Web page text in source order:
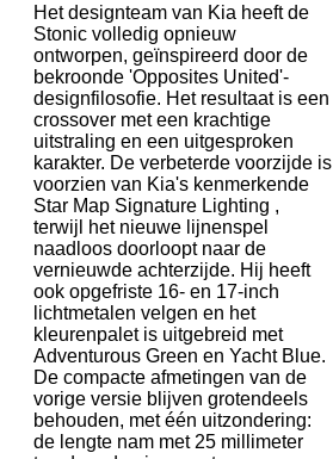
Het designteam van Kia heeft de
Stonic volledig opnieuw
ontworpen, geïnspireerd door de
bekroonde 'Opposites United'-
designfilosofie. Het resultaat is een
crossover met een krachtige
uitstraling en een uitgesproken
karakter. De verbeterde voorzijde is
voorzien van Kia's kenmerkende
Star Map Signature Lighting ,
terwijl het nieuwe lijnenspel
naadloos doorloopt naar de
vernieuwde achterzijde. Hij heeft
ook opgefriste 16- en 17-inch
lichtmetalen velgen en het
kleurenpalet is uitgebreid met
Adventurous Green en Yacht Blue.
De compacte afmetingen van de
vorige versie blijven grotendeels
behouden, met één uitzondering:
de lengte nam met 25 millimeter